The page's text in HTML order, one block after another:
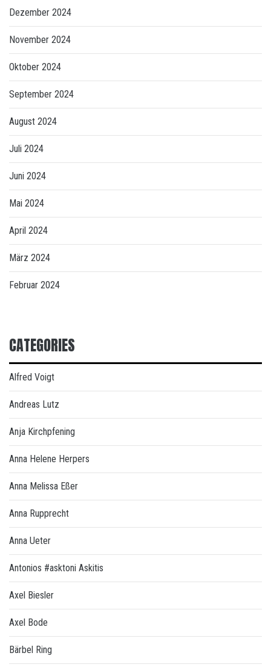
Dezember 2024
November 2024
Oktober 2024
September 2024
August 2024
Juli 2024
Juni 2024
Mai 2024
April 2024
März 2024
Februar 2024
CATEGORIES
Alfred Voigt
Andreas Lutz
Anja Kirchpfening
Anna Helene Herpers
Anna Melissa Eßer
Anna Rupprecht
Anna Ueter
Antonios #asktoni Askitis
Axel Biesler
Axel Bode
Bärbel Ring